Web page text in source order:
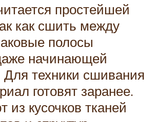
простейшей
как сшить между
полосы
начинающей
Для техники сшивания
готовят заранее.
из кусочков тканей